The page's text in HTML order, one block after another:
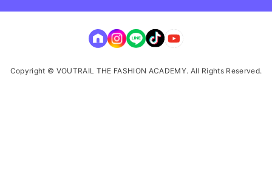
Copyright © VOUTRAIL THE FASHION ACADEMY. All Rights Reserved.